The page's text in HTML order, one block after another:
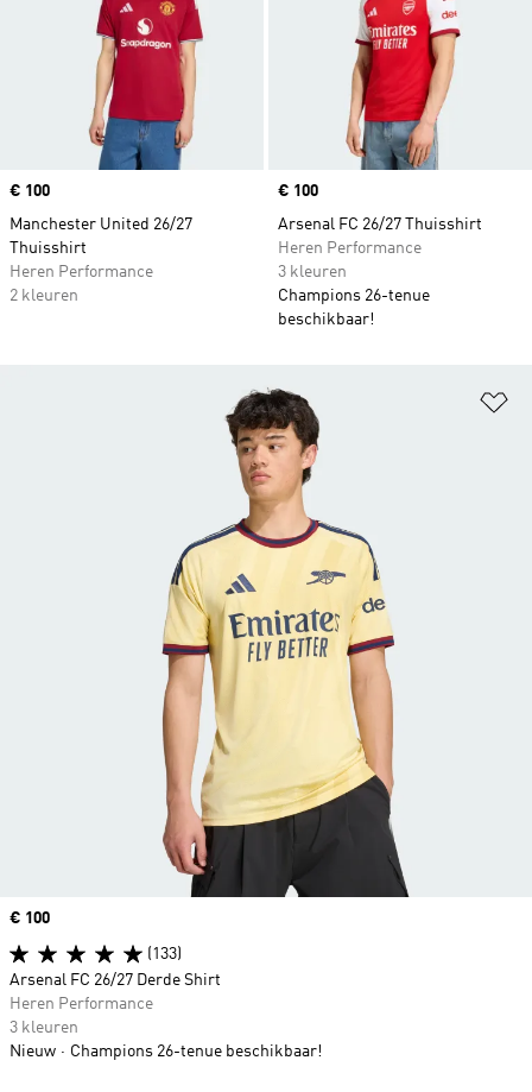
Price
€ 100
Manchester United 26/27
Thuisshirt
Heren Performance
2 kleuren
Price
€ 100
Arsenal FC 26/27 Thuisshirt
Heren Performance
3 kleuren
Champions 26-tenue
beschikbaar!
Price
€ 100
(133)
Arsenal FC 26/27 Derde Shirt
Heren Performance
3 kleuren
Nieuw
Champions 26-tenue beschikbaar!